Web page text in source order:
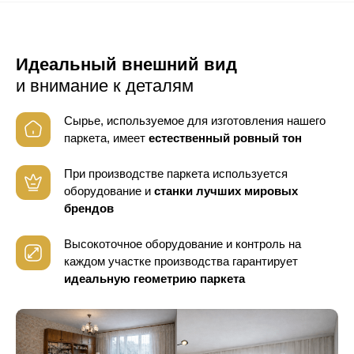
Идеальный внешний вид
и внимание к деталям
Сырье, используемое для изготовления нашего
паркета, имеет естественный ровный тон
При производстве паркета используется
оборудование и станки лучших мировых
брендов
Высокоточное оборудование и контроль на
каждом участке производства гарантирует
идеальную геометрию паркета